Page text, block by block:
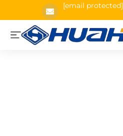
[email protected]